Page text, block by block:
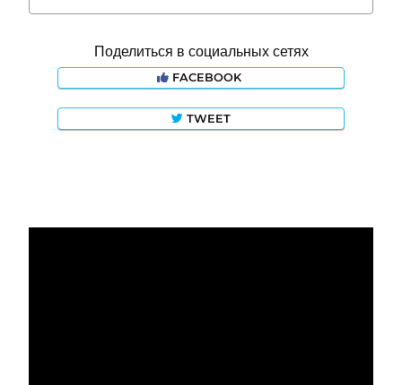
Поделиться в социальных сетях
FACEBOOK
TWEET